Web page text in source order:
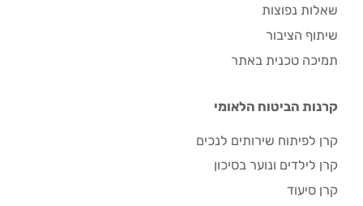
שאלות נפוצות
שיתוף הציבור
תמיכה טכנית באתר
קרנות הביטוח הלאומי
קרן לפיתוח שירותים לנכים
קרן לילדים ונוער בסיכון
קרן סיעוד